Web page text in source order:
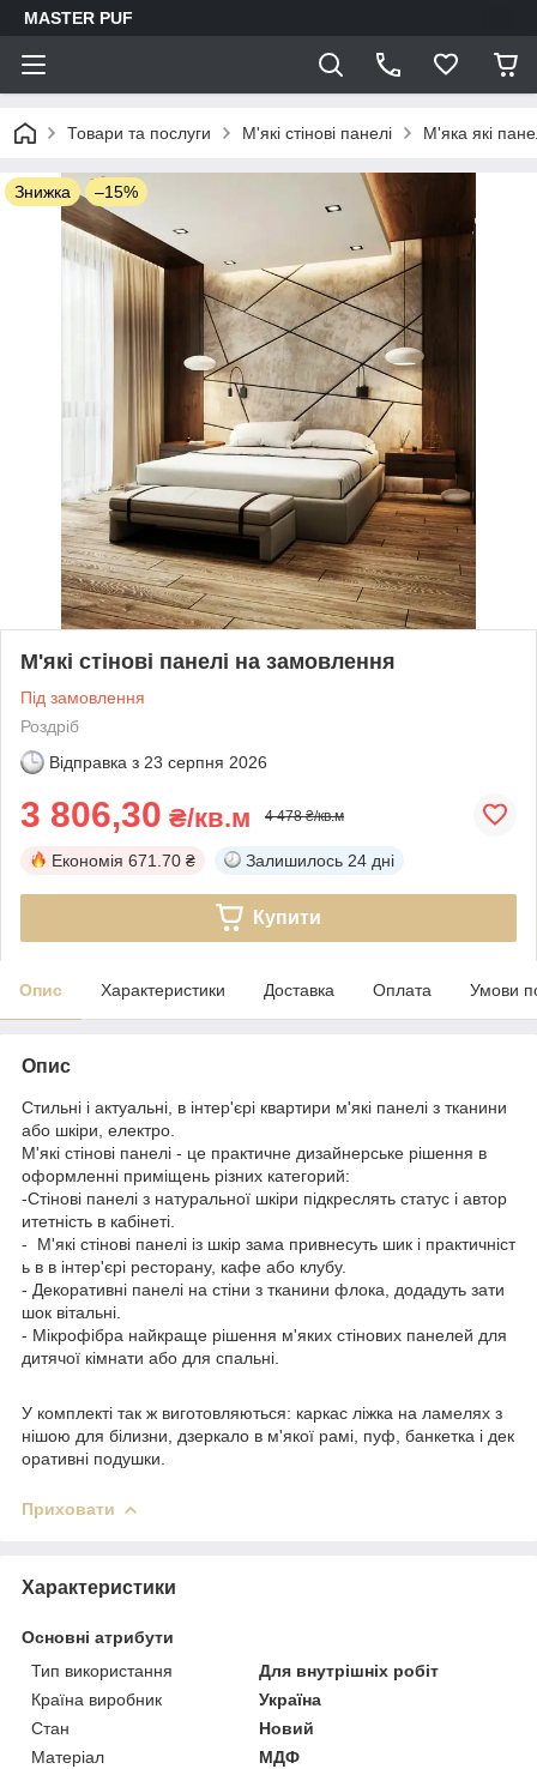
MASTER PUF
Товари та послуги М'які стінові панелі М'яка які
Знижка –15%
М'які стінові панелі на замовлення
Під замовлення
Роздріб
Відправка з 23 серпня 2026
3 806,30 ₴/кв.м 4 478 ₴/кв.м
Економія 671.70 ₴ Залишилось 24 дні
Купити
Опис Характеристики Доставка Оплата Умови
Опис
Стильні і актуальні, в інтер'єрі квартири м'які панелі з тканини
або шкіри, електро.
М'які стінові панелі - це практичне дизайнерське рішення в
оформленні приміщень різних категорий:
-Стінові панелі з натуральної шкіри підкреслять статус і автор
итетність в кабінеті.
- М'які стінові панелі із шкір зама привнесуть шик і практичніст
ь в в інтер'єрі ресторану, кафе або клубу.
- Декоративні панелі на стіни з тканини флока, додадуть зати
шок вітальні.
- Мікрофібра найкраще рішення м'яких стінових панелей для
дитячої кімнати або для спальні.
У комплекті так ж виготовляються: каркас ліжка на ламелях з
нішою для білизни, дзеркало в м'якої рамі, пуф, банкетка і дек
оративні подушки.
Приховати
Характеристики
Основні атрибути
Тип використання
Для внутрішніх робіт
Країна виробник
Україна
Стан
Новий
Матеріал
МДФ